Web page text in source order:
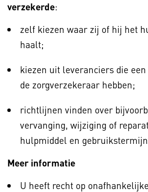
verzekerde:
zelf kiezen waar zij of hij het
haalt;
kiezen uit leveranciers die
de zorgverzekeraar hebben;
richtlijnen vinden over
vervanging, wijziging of
hulpmiddel en
Meer informatie
U heeft recht op onafhankelijke